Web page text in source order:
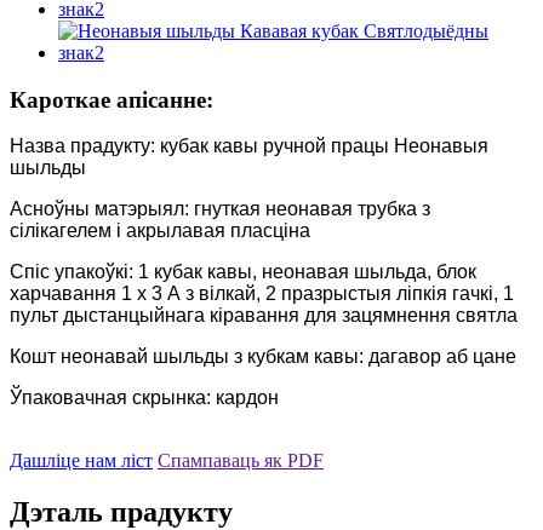
Кароткае апісанне:
Назва прадукту: кубак кавы ручной працы Неонавыя
шыльды
Асноўны матэрыял: гнуткая неонавая трубка з
сілікагелем і акрылавая пласціна
Спіс упакоўкі: 1 кубак кавы, неонавая шыльда, блок
харчавання 1 х 3 А з вілкай, 2 празрыстыя ліпкія гачкі, 1
пульт дыстанцыйнага кіравання для зацямнення святла
Кошт неонавай шыльды з кубкам кавы: дагавор аб цане
Ўпаковачная скрынка: кардон
Дашліце нам ліст Спампаваць як PDF
Дэталь прадукту